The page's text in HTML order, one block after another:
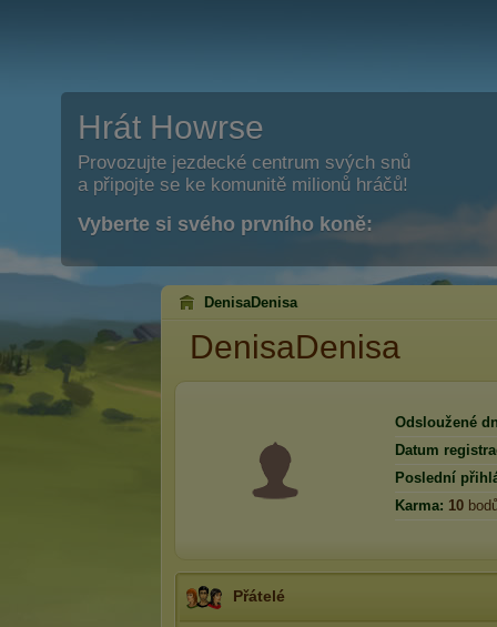
Hrát Howrse
Provozujte jezdecké centrum svých snů
a připojte se ke komunitě milionů hráčů!
Vyberte si svého prvního koně:
DenisaDenisa
DenisaDenisa
Odsloužené
Datum
Poslední
Karma: 10
Přátelé